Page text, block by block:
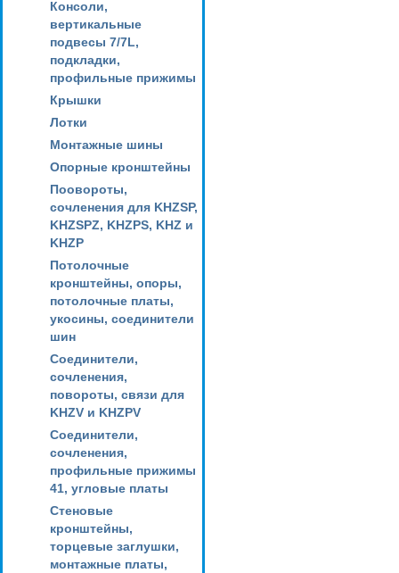
Консоли,
вертикальные
подвесы 7/7L,
подкладки,
профильные прижимы
Крышки
Лотки
Монтажные шины
Опорные кронштейны
Поовороты,
сочленения для KHZSP,
KHZSPZ, KHZPS, KHZ и
KHZP
Потолочные
кронштейны, опоры,
потолочные платы,
укосины, соединители
шин
Соединители,
сочленения,
повороты, связи для
KHZV и KHZPV
Соединители,
сочленения,
профильные прижимы
41, угловые платы
Стеновые
кронштейны,
торцевые заглушки,
монтажные платы,